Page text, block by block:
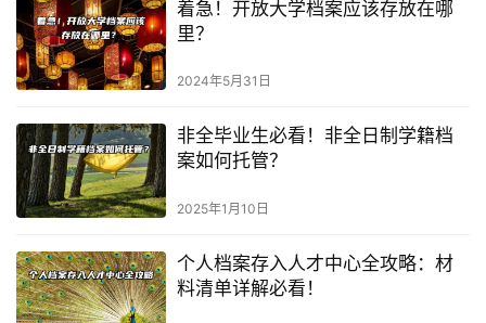
着急！开放大学档案应该存放在哪
里？
2024年5月31日
非全毕业生必看！非全日制学籍档
案如何托管？
2025年1月10日
个人档案存入人才中心全攻略：材
料清单详解必看！